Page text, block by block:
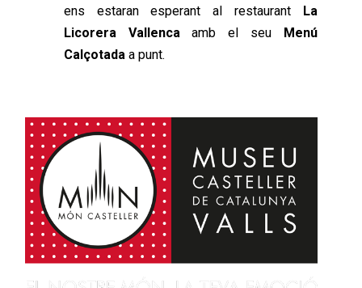
ens estaran esperant al restaurant La
Licorera Vallenca amb el seu Menú
Calçotada a punt.